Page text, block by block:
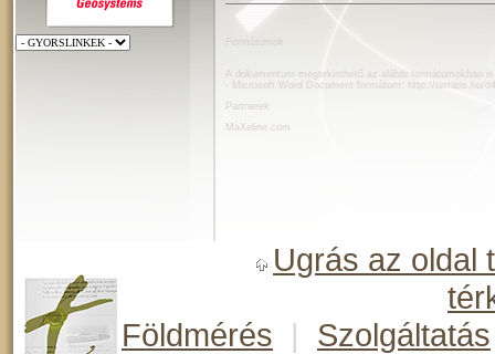
A dokumentum megtekinthető az alábbi formátumokban
- Microsoft Word Document formátum:
http://terratis.hu/
Partnerek
MaXeline.com
Ugrás az oldal
Földmérés
| Szolgáltatás